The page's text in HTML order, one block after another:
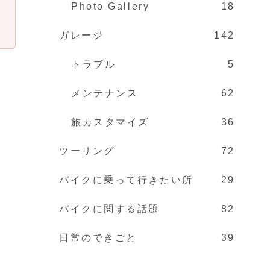
Photo Gallery 18
ガレージ 142
トラブル 5
メンテナンス 62
旅カスタマイズ 36
ツーリング 72
バイクに乗って行きたい所 29
バイクに関する話題 82
日常のできごと 39